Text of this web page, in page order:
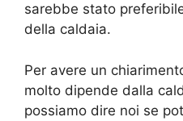
sarebbe stato
della caldaia.
Per avere un
molto dipende dalla
possiamo dire noi se